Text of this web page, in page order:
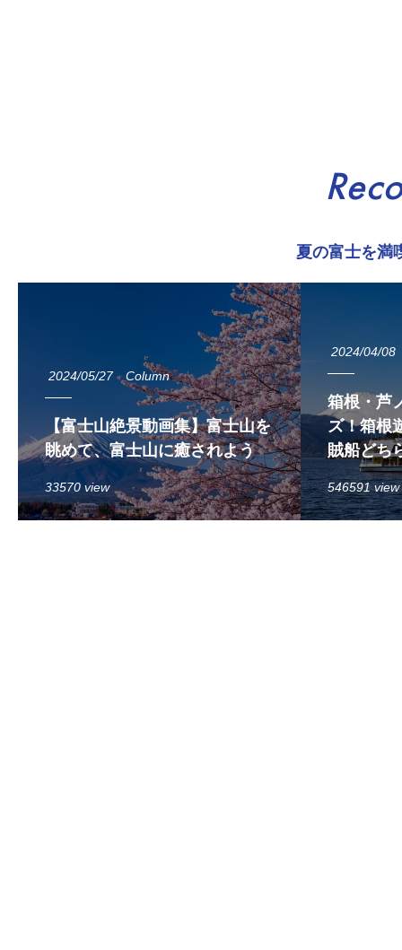
夏の富士を満
2024/05/27 Column
【富士山絶景動画集】富士山を
眺めて、富士山に癒されよう
33570 view
2024/04/08
箱根・芦
ズ！箱根
賊船どち
546591 view